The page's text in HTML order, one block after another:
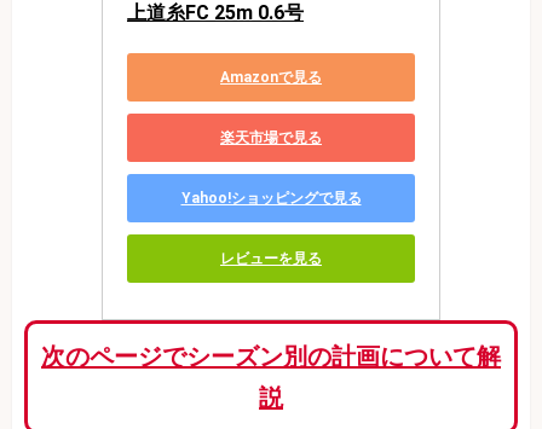
上道糸FC 25m 0.6号
Amazonで見る
楽天市場で見る
Yahoo!ショッピングで見る
レビューを見る
次のページでシーズン別の計画について解
説